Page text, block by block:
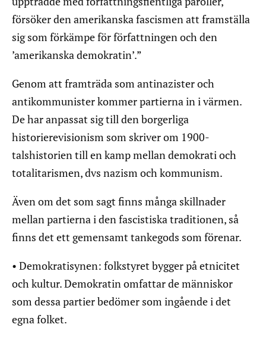
försöker den amerikanska fascismen att framställa
sig som förkämpe för författningen och den
’amerikanska demokratin’.”
Genom att framträda som antinazister och
antikommunister kommer partierna in i värmen.
De har anpassat sig till den borgerliga
historierevisionism som skriver om 1900-
talshistorien till en kamp mellan demokrati och
totalitarismen, dvs nazism och kommunism.
Även om det som sagt finns många skillnader
mellan partierna i den fascistiska traditionen, så
finns det ett gemensamt tankegods som förenar.
• Demokratisynen: folkstyret bygger på etnicitet
och kultur. Demokratin omfattar de människor
som dessa partier bedömer som ingående i det
egna folket.